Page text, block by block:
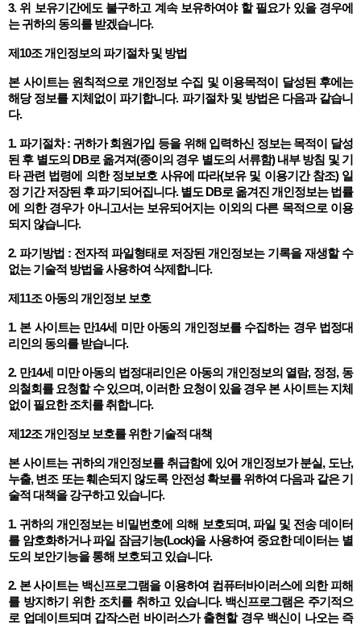
3. 위 보유기간에도 불구하고 계속 보유하여야 할 필요가 있을 경우에
는 귀하의 동의를 받겠습니다.
제10조 개인정보의 파기절차 및 방법
본 사이트는 원칙적으로 개인정보 수집 및 이용목적이 달성된 후에는
해당 정보를 지체없이 파기합니다. 파기절차 및 방법은 다음과 같습니
다.
1. 파기절차 : 귀하가 회원가입 등을 위해 입력하신 정보는 목적이 달성
된 후 별도의 DB로 옮겨져(종이의 경우 별도의 서류함) 내부 방침 및 기
타 관련 법령에 의한 정보보호 사유에 따라(보유 및 이용기간 참조) 일
정 기간 저장된 후 파기되어집니다. 별도 DB로 옮겨진 개인정보는 법률
에 의한 경우가 아니고서는 보유되어지는 이외의 다른 목적으로 이용
되지 않습니다.
2. 파기방법 : 전자적 파일형태로 저장된 개인정보는 기록을 재생할 수
없는 기술적 방법을 사용하여 삭제합니다.
제11조 아동의 개인정보 보호
1. 본 사이트는 만14세 미만 아동의 개인정보를 수집하는 경우 법정대
리인의 동의를 받습니다.
2. 만14세 미만 아동의 법정대리인은 아동의 개인정보의 열람, 정정, 동
의철회를 요청할 수 있으며, 이러한 요청이 있을 경우 본 사이트는 지체
없이 필요한 조치를 취합니다.
제12조 개인정보 보호를 위한 기술적 대책
본 사이트는 귀하의 개인정보를 취급함에 있어 개인정보가 분실, 도난,
누출, 변조 또는 훼손되지 않도록 안전성 확보를 위하여 다음과 같은 기
술적 대책을 강구하고 있습니다.
1. 귀하의 개인정보는 비밀번호에 의해 보호되며, 파일 및 전송 데이터
를 암호화하거나 파일 잠금기능(Lock)을 사용하여 중요한 데이터는 별
도의 보안기능을 통해 보호되고 있습니다.
2. 본 사이트는 백신프로그램을 이용하여 컴퓨터바이러스에 의한 피해
를 방지하기 위한 조치를 취하고 있습니다. 백신프로그램은 주기적으
로 업데이트되며 갑작스런 바이러스가 출현할 경우 백신이 나오는 즉